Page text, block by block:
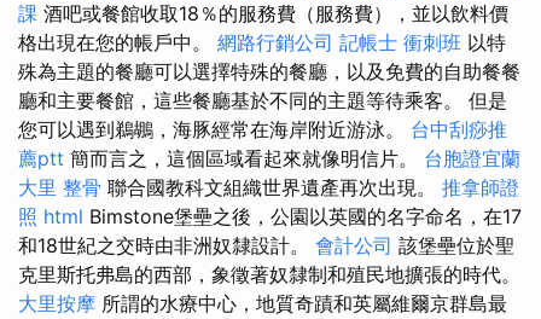
課 酒吧或餐館收取18％的服務費（服務費），並以飲料價
格出現在您的帳戶中。 網路行銷公司 記帳士 衝刺班 以特
殊為主題的餐廳可以選擇特殊的餐廳，以及免費的自助餐餐
廳和主要餐館，這些餐廳基於不同的主題等待乘客。 但是
您可以遇到鵜鶘，海豚經常在海岸附近游泳。 台中刮痧推
薦ptt 簡而言之，這個區域看起來就像明信片。 台胞證宜蘭
大里 整骨 聯合國教科文組織世界遺產再次出現。 推拿師證
照 html Bimstone堡壘之後，公園以英國的名字命名，在17
和18世紀之交時由非洲奴隸設計。 會計公司 該堡壘位於聖
克里斯托弗島的西部，象徵著奴隸制和殖民地擴張的時代。
大里按摩 所謂的水療中心，地質奇蹟和英屬維爾京群島最